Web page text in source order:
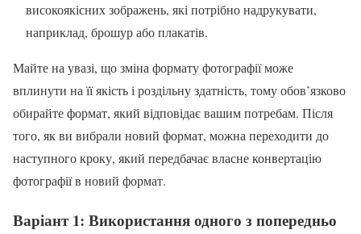
високоякісних зображень, які потрібно надрукувати,
наприклад, брошур або плакатів.
Майте на увазі, що зміна формату фотографії може
вплинути на її якість і роздільну здатність, тому обов’язково
обирайте формат, який відповідає вашим потребам. Після
того, як ви вибрали новий формат, можна переходити до
наступного кроку, який передбачає власне конвертацію
фотографії в новий формат.
Варіант 1: Використання одного з попередньо